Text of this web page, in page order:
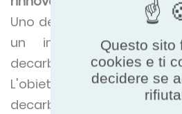
Uno dei maggiori ostacoli
un impianto a zero
decarbonizzazione
L'obiettivo a lungo
decarbonizzare
Questo sito
cookies e ti
decidere se